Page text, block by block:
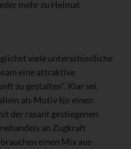
mehr zu Heimat
viele unterschiedliche
eine attraktive
zu gestalten“. Klar sei,
als Motiv für einen
der rasant gestiegenen
an Zugkraft
einen Mix aus